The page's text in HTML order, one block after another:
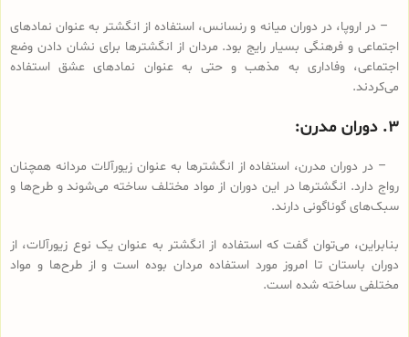
– در اروپا، در دوران میانه و رنسانس، استفاده از انگشتر به عنوان نمادهای
اجتماعی و فرهنگی بسیار رایج بود. مردان از انگشترها برای نشان دادن وضع
اجتماعی، وفاداری به مذهب و حتی به عنوان نمادهای عشق استفاده
می‌کردند.
۳. دوران مدرن:
– در دوران مدرن، استفاده از انگشترها به عنوان زیورآلات مردانه همچنان
رواج دارد. انگشترها در این دوران از مواد مختلف ساخته می‌شوند و طرح‌ها و
سبک‌های گوناگونی دارند.
بنابراین، می‌توان گفت که استفاده از انگشتر به عنوان یک نوع زیورآلات، از
دوران باستان تا امروز مورد استفاده مردان بوده است و از طرح‌ها و مواد
مختلفی ساخته شده است.